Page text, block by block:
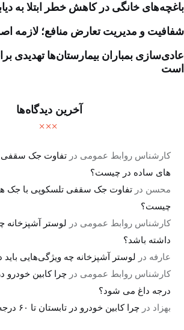
باغچه‌های خانگی در کاهش خطر ابتلا به
شفافیت و مدیریت تعارض منافع؛ لازمه
عادی‌سازی بمباران بیمارستان‌ها تهدیدی
است
آخرین دیدگاه‌ها
کارشناس روابط عمومی درتفاوت جک سقفی
های ساده در چیست؟
محسن درتفاوت جک سقفی تلسکوپی با جک
چیست؟
کارشناس روابط عمومی در لوستر آشپزخانه
داشته باشد؟
عارفه در لوستر آشپزخانه چه ویژگی‌هایی باید
کارشناس روابط عمومی در
درجه داغ می شود؟
بهزاد درچرا کابین خودرو در تابستان تا ۶۰ درجه داغ می شود؟